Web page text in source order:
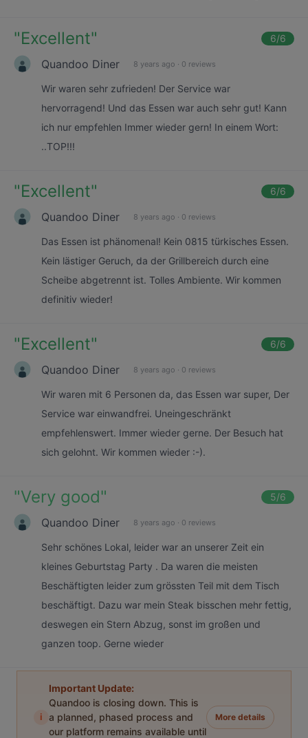
"Excellent" 6/6
Quandoo Diner 8 years ago · 0 reviews
Wir waren sehr zufrieden! Der Service war
hervorragend! Und das Essen war auch sehr gut! Kann
ich nur empfehlen Immer wieder gern! In einem Wort:
..TOP!!!
"Excellent" 6/6
Quandoo Diner 8 years ago · 0 reviews
Das Essen ist phänomenal! Kein 0815 türkisches Essen.
Kein lästiger Geruch, da der Grillbereich durch eine
Scheibe abgetrennt ist. Tolles Ambiente. Wir kommen
definitiv wieder!
"Excellent" 6/6
Quandoo Diner 8 years ago · 0 reviews
Wir waren mit 6 Personen da, das Essen war super, Der
Service war einwandfrei. Uneingeschränkt
empfehlenswert. Immer wieder gerne. Der Besuch hat
sich gelohnt. Wir kommen wieder :-).
"Very good" 5/6
Quandoo Diner 8 years ago · 0 reviews
Sehr schönes Lokal, leider war an unserer Zeit ein
kleines Geburtstag Party . Da waren die meisten
Beschäftigten leider zum grössten Teil mit dem Tisch
beschäftigt. Dazu war mein Steak bisschen mehr fettig,
deswegen ein Stern Abzug, sonst im großen und
ganzen toop. Gerne wieder
i
Important Update:
Quandoo is closing down. This is
a planned, phased process and
our platform remains available until
More details